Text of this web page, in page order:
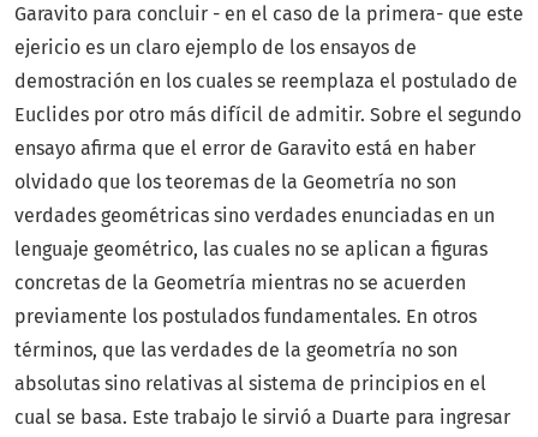
Garavito para concluir - en el caso de la primera- que este
ejericio es un claro ejemplo de los ensayos de
demostración en los cuales se reemplaza el postulado de
Euclides por otro más difícil de admitir. Sobre el segundo
ensayo afirma que el error de Garavito está en haber
olvidado que los teoremas de la Geometría no son
verdades geométricas sino verdades enunciadas en un
lenguaje geométrico, las cuales no se aplican a figuras
concretas de la Geometría mientras no se acuerden
previamente los postulados fundamentales. En otros
términos, que las verdades de la geometría no son
absolutas sino relativas al sistema de principios en el
cual se basa. Este trabajo le sirvió a Duarte para ingresar